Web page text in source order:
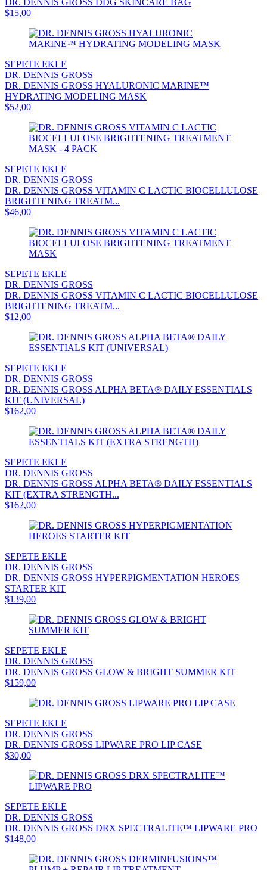
$15,00
SEPETE EKLE
DR. DENNIS GROSS
DR. DENNIS GROSS HYALURONIC MARINE™
HYDRATING MODELING MASK
$52,00
SEPETE EKLE
DR. DENNIS GROSS
DR. DENNIS GROSS VITAMIN C LACTIC BIOCELLULOSE
BRIGHTENING TREATM...
$46,00
SEPETE EKLE
DR. DENNIS GROSS
DR. DENNIS GROSS VITAMIN C LACTIC BIOCELLULOSE
BRIGHTENING TREATM...
$12,00
SEPETE EKLE
DR. DENNIS GROSS
DR. DENNIS GROSS ALPHA BETA® DAILY ESSENTIALS
KIT (UNIVERSAL)
$162,00
SEPETE EKLE
DR. DENNIS GROSS
DR. DENNIS GROSS ALPHA BETA® DAILY ESSENTIALS
KIT (EXTRA STRENGTH...
$162,00
SEPETE EKLE
DR. DENNIS GROSS
DR. DENNIS GROSS HYPERPIGMENTATION HEROES
STARTER KIT
$139,00
SEPETE EKLE
DR. DENNIS GROSS
DR. DENNIS GROSS GLOW & BRIGHT SUMMER KIT
$159,00
SEPETE EKLE
DR. DENNIS GROSS
DR. DENNIS GROSS LIPWARE PRO LIP CASE
$30,00
SEPETE EKLE
DR. DENNIS GROSS
DR. DENNIS GROSS DRX SPECTRALITE™ LIPWARE PRO
$148,00